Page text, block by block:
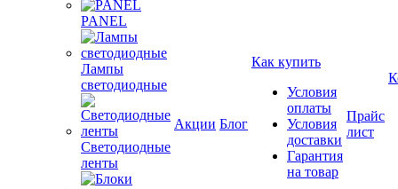
PANEL
Лампы
светодиодные
Светодиодные
ленты
Акции Блог
Как купить
Условия
оплаты
Условия
доставки
Гарантия
на товар
Прайс
лист